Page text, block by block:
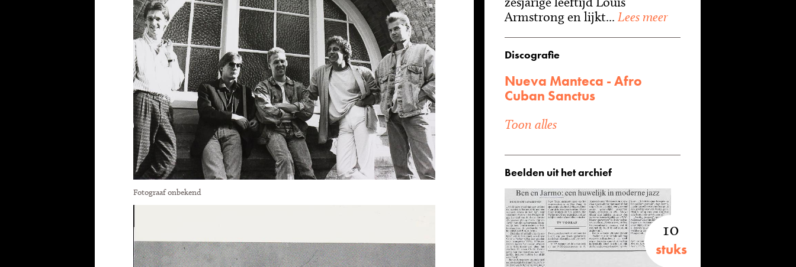
Fotograaf onbekend
Armstrong en lijkt... Lees meer
Discografie
Nueva Manteca - Afro
Cuban Sanctus
Toon alles
Beelden uit het archief
10
stuks